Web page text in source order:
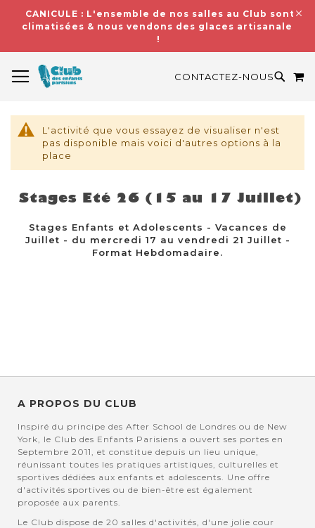
CANICULE : L'ensemble de nos salles au Club sont
climatisées & nous vendons des glaces artisanales
!
CONTACTEZ-NOUS
L'activité que vous essayez de visualiser n'est
pas disponible mais voici d'autres options à la
place
Stages Eté 26 (15 au 17 Juillet)
Stages Enfants et Adolescents - Vacances de
Juillet - du mercredi 17 au vendredi 21 Juillet -
Format Hebdomadaire.
A PROPOS DU CLUB
Inspiré du principe des After School de Londres ou de New
York, le Club des Enfants Parisiens a ouvert ses portes en
Septembre 2011, et constitue depuis un lieu unique,
réunissant toutes les pratiques artistiques, culturelles et
sportives dédiées aux enfants et adolescents. Une offre
d'activités sportives ou de bien-être est également
proposée aux parents.
Le Club dispose de 20 salles d'activités, d'une jolie cour